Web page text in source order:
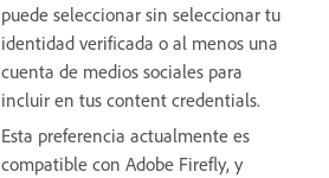
puede seleccionar sin seleccionar tu
identidad verificada o al menos una
cuenta de medios sociales para
incluir en tus content credentials.
Esta preferencia actualmente es
compatible con Adobe Firefly, y